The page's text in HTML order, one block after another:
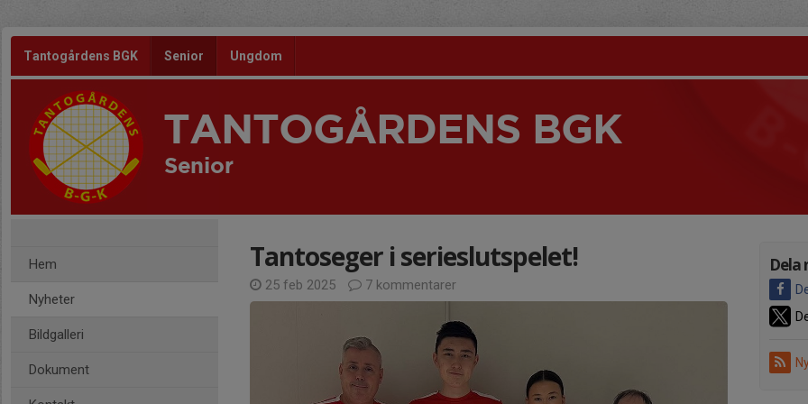
Tantogårdens BGK Senior Ungdom
TANTOGÅRDENS BGK
Senior
Hem
Nyheter
Bildgalleri
Dokument
Dela
Tantoseger i serieslutspelet!
25 feb 2025 7 kommentarer